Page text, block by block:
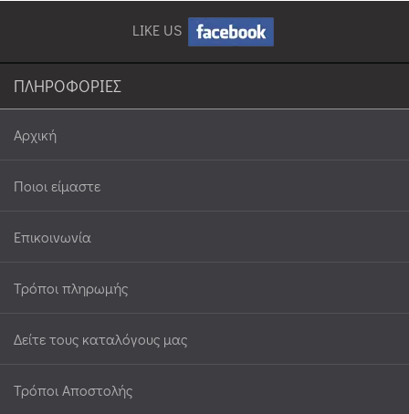
LIKE US
ΠΛΗΡΟΦΟΡΙΕΣ
Αρχική
Ποιοι είμαστε
Επικοινωνία
Τρόποι πληρωμής
Δείτε τους καταλόγους μας
Τρόποι Αποστολής